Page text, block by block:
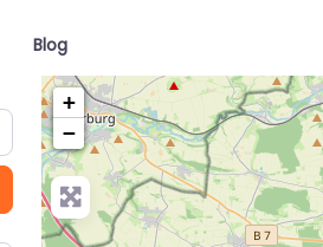
Blog
Suchen
+
−